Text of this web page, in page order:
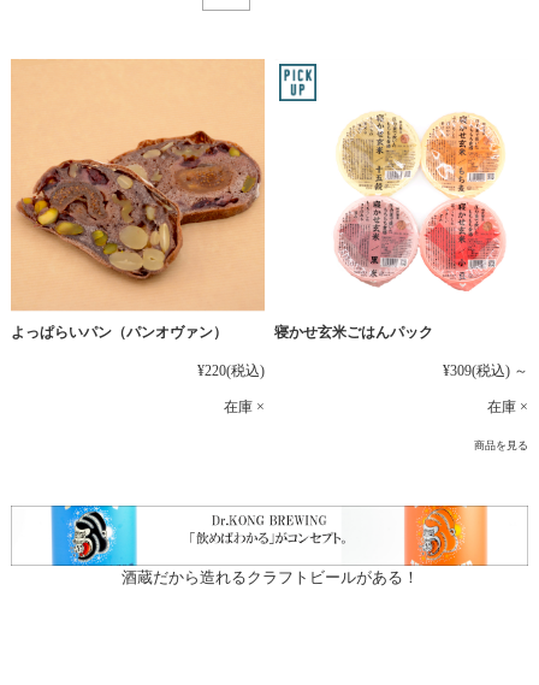
よっぱらいパン（パンオヴァン）
¥220(税込)
在庫 ×
寝かせ玄米ごはんパック
¥309(税込) ～
在庫 ×
商品を見る
酒蔵だから造れるクラフトビールがある！